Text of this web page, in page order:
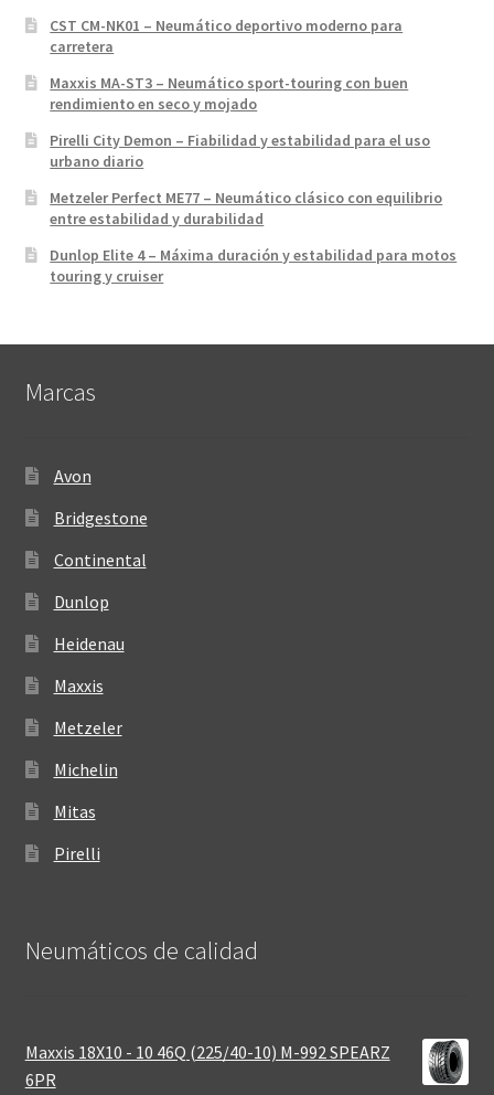
CST CM-NK01 – Neumático deportivo moderno para
carretera
Maxxis MA-ST3 – Neumático sport-touring con buen
rendimiento en seco y mojado
Pirelli City Demon – Fiabilidad y estabilidad para el uso
urbano diario
Metzeler Perfect ME77 – Neumático clásico con equilibrio
entre estabilidad y durabilidad
Dunlop Elite 4 – Máxima duración y estabilidad para motos
touring y cruiser
Marcas
Avon
Bridgestone
Continental
Dunlop
Heidenau
Maxxis
Metzeler
Michelin
Mitas
Pirelli
Neumáticos de calidad‎
Maxxis 18X10 - 10 46Q (225/40-10) M-992 SPEARZ
6PR